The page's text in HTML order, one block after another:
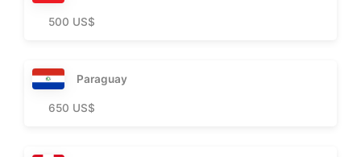
500 US$
Paraguay
650 US$